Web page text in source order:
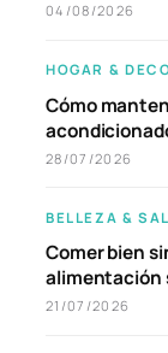
04/08/2026
HOGAR &
Cómo
28/07/2026
BELLEZA &
Comer bien
alimentación
21/07/2026